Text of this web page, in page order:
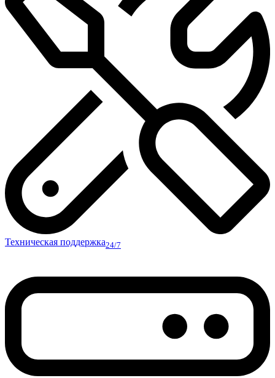
Техническая поддержка24/7